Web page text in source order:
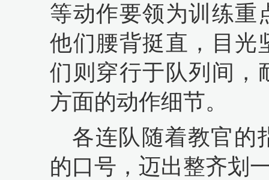
等动作要领为训练重
他们腰背挺直，目光
们则穿行于队列间，
方面的动作细节。
各连队随着教官的
的口号，迈出整齐划